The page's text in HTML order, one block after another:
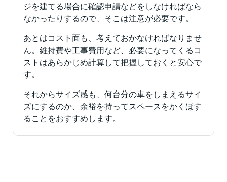
ジを建てる場合に確認申請などをしなければなら
なかったりするので、そこは注意が必要です。
あとはコスト面も、考えておかなければなりませ
ん。維持費や工事費用など、必要になってくるコ
ストはあらかじめ計算して把握しておくと安心で
す。
それからサイズ感も、何台分の車をしまえるサイ
ズにするのか、余裕を持ってスペースをかくほす
ることをおすすめします。